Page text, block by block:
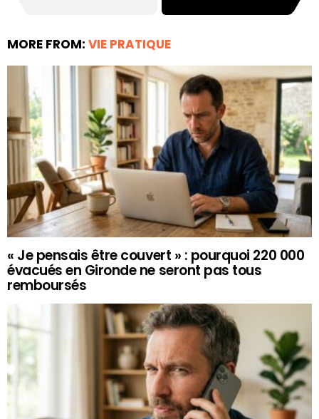
MORE FROM: VIE PRATIQUE
« Je pensais être couvert » : pourquoi 220 000
évacués en Gironde ne seront pas tous
remboursés